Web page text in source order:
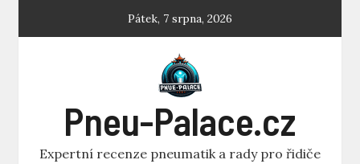
Pátek, 7 srpna, 2026
Pneu-Palace.cz
Expertní recenze pneumatik a rady pro řidiče